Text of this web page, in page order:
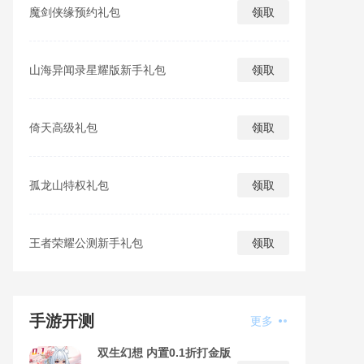
魔剑侠缘预约礼包 领取
山海异闻录星耀版新手礼包 领取
倚天高级礼包 领取
孤龙山特权礼包 领取
王者荣耀公测新手礼包 领取
手游开测 更多
双生幻想 内置0.1折打金版